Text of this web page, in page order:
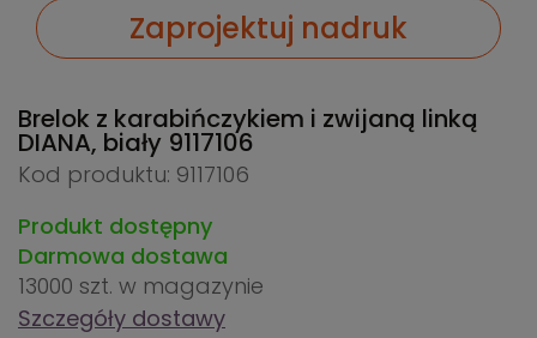
Zaprojektuj nadruk
Brelok z karabińczykiem i zwijaną linką
DIANA, biały 9117106
Kod produktu: 9117106
Produkt dostępny
Darmowa dostawa
13000 szt. w magazynie
Szczegóły dostawy